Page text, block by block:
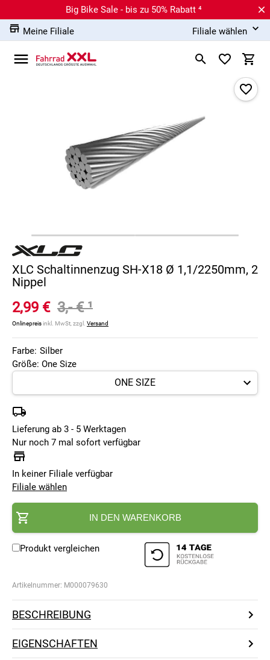
Big Bike Sale - bis zu 50% Rabatt ⁴
Meine Filiale
Filiale wählen
XLC Schaltinnenzug SH-X18 Ø 1,1/2250mm, 2
Nippel
2,99 € 3,- €¹
Onlinepreisinkl. MwSt, zzgl. Versand
Farbe: Silber
Größe: One Size
Lieferung ab 3 - 5 Werktagen
Nur noch 7 mal sofort verfügbar
In keiner Filiale verfügbar
Filiale wählen
IN DEN WARENKORB
Produkt vergleichen
Artikelnummer: M000079630
BESCHREIBUNG
EIGENSCHAFTEN